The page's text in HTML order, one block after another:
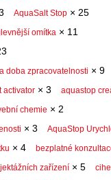
AquaSalt Stop × 25
omítka × 11
doba zpracovatelnosti × 9
activator × 3 aquastop
chemie × 2
× 3 AquaStop
× 4 bezplatné
zařízení × 5